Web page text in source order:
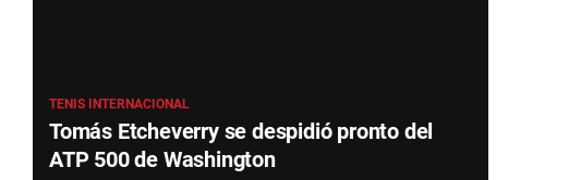
TENIS INTERNACIONAL
Tomás Etcheverry se despidió pronto del
ATP 500 de Washington